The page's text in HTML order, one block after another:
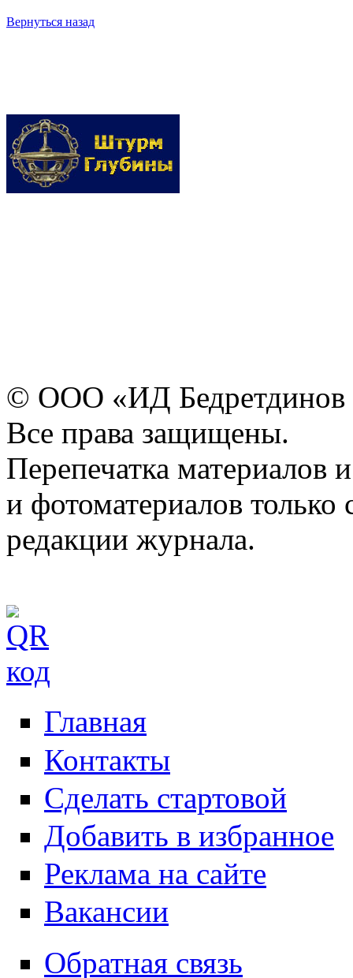
Вернуться назад
© ООО «ИД
Все права защищены.
Перепечатка материалов
и фотоматериалов
редакции журнала.
Главная
Контакты
Сделать стартовой
Добавить в избранное
Реклама на сайте
Вакансии
Обратная связь